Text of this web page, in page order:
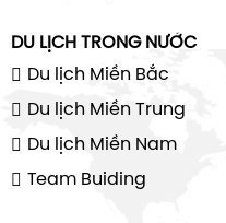
DU LỊCH TRONG NƯỚC
Du lịch Miền Bắc
Du lịch Miền Trung
Du lịch Miền Nam
Team Buiding